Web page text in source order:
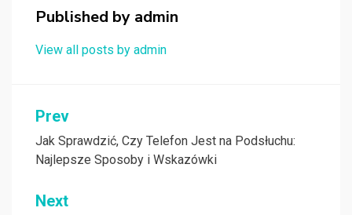
Published by admin
View all posts by admin
Nawigacja
wpisu
Prev
Jak Sprawdzić, Czy Telefon Jest na Podsłuchu:
Najlepsze Sposoby i Wskazówki
Next